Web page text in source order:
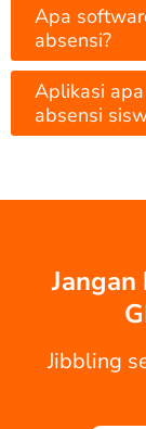
Apa
absensi?
Aplikasi
absensi
Jibbling